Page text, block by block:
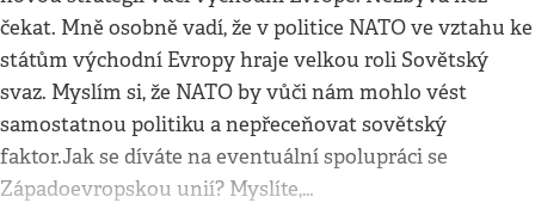
čekat. Mně osobně vadí, že v politice NATO ve vztahu ke
státům východní Evropy hraje velkou roli Sovětský
svaz. Myslím si, že NATO by vůči nám mohlo vést
samostatnou politiku a nepřeceňovat sovětský
faktor.Jak se díváte na eventuální spolupráci se
Západoevropskou unií? Myslíte,…